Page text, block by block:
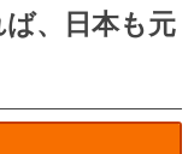
、日本も元